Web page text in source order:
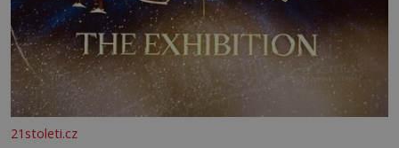
21stoleti.cz